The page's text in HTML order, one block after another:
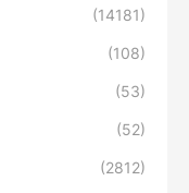
(14181)
(108)
(53)
(52)
(2812)